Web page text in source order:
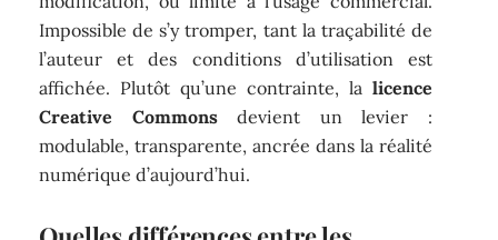
Impossible de s’y tromper, tant la traçabilité de
l’auteur et des conditions d’utilisation est
affichée. Plutôt qu’une contrainte, la licence
Creative Commonsdevient un levier :
modulable, transparente, ancrée dans la réalité
numérique d’aujourd’hui.